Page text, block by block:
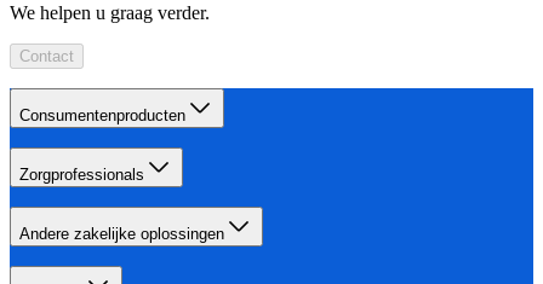
We helpen u graag verder.
Contact
Consumentenproducten
Zorgprofessionals
Andere zakelijke oplossingen